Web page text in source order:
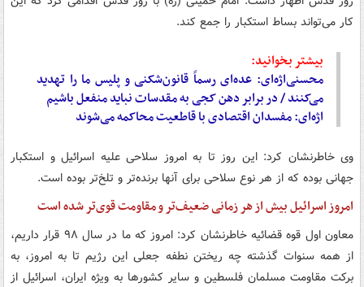
کار می‌تواند بساط استکبار را جمع کند.
بیشتر بخوانید:
محسنی‌اژه‌ای: عده‌ای رسماً قانون‌شکنی و پلیس ما را تهدید
می‌کنند / در برابر دهن کجی به مقدسات نباید منفعل باشیم
اژه‌ای: مفسدان اقتصادی با قاطعیت محاکمه می‌شوند
وی خاطرنشان کرد: این روز تا به امروز سلاحی علیه اسرائیل و استکبار
جهانی بوده که از هر نوع سلاحی برای آنها برنده‌تر و تلخ‌تر بوده است.
امروز اسرائیل بیش از هر زمانی ضعیف‌تر و مقاومت قوی‌تر شده است
معاون اول قوه قضائیه خاطرنشان کرد: امروز که ما در سال ۹۸ قرار داریم،
از همه سنوات گذشته چه ریختن نطفه جعلی این رژیم تا به امروز، به
برکت مقاومت مسلمان فلسطین و سایر کشورها به ویژه ایران، اسرائیل از